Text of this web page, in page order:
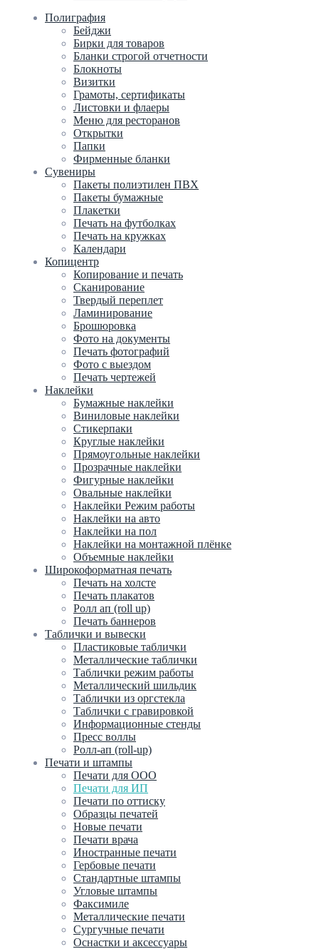
Полиграфия
Бейджи
Бирки для товаров
Бланки строгой отчетности
Блокноты
Визитки
Грамоты, сертификаты
Листовки и флаеры
Меню для ресторанов
Открытки
Папки
Фирменные бланки
Сувениры
Пакеты полиэтилен ПВХ
Пакеты бумажные
Плакетки
Печать на футболках
Печать на кружках
Календари
Копицентр
Копирование и печать
Сканирование
Твердый переплет
Ламинирование
Брошюровка
Фото на документы
Печать фотографий
Фото с выездом
Печать чертежей
Наклейки
Бумажные наклейки
Виниловые наклейки
Стикерпаки
Круглые наклейки
Прямоугольные наклейки
Прозрачные наклейки
Фигурные наклейки
Овальные наклейки
Наклейки Режим работы
Наклейки на авто
Наклейки на пол
Наклейки на монтажной плёнке
Объемные наклейки
Широкоформатная печать
Печать на холсте
Печать плакатов
Ролл ап (roll up)
Печать баннеров
Таблички и вывески
Пластиковые таблички
Металлические таблички
Таблички режим работы
Металлический шильдик
Таблички из оргстекла
Таблички с гравировкой
Информационные стенды
Пресс воллы
Ролл-ап (roll-up)
Печати и штампы
Печати для ООО
Печати для ИП
Печати по оттиску
Образцы печатей
Новые печати
Печати врача
Иностранные печати
Гербовые печати
Стандартные штампы
Угловые штампы
Факсимиле
Металлические печати
Сургучные печати
Оснастки и аксессуары